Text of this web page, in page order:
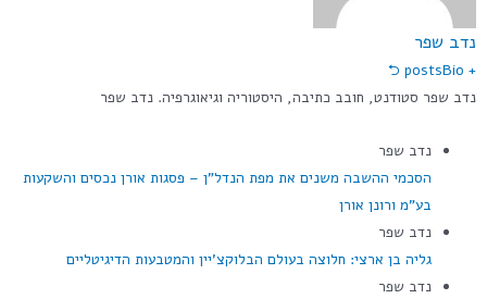
נדב שפר
+ posts
Bio ⮌
נדב שפר סטודנט, חובב כתיבה, היסטוריה וגיאוגרפיה. נדב שפר
נדב שפר
הסכמי ההשבה משנים את מפת הנדל"ן – פסגות אורן נכסים והשקעות
בע"מ ורונן אורן
נדב שפר
גליה בן ארצי: חלוצה בעולם הבלוקצ'יין והמטבעות הדיגיטליים
נדב שפר